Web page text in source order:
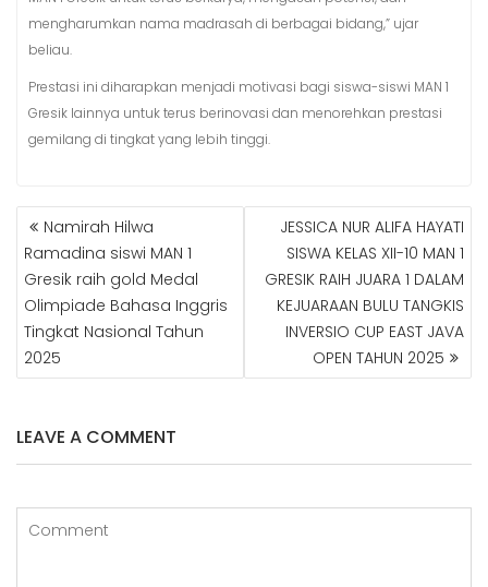
mengharumkan nama madrasah di berbagai bidang,” ujar
beliau.
Prestasi ini diharapkan menjadi motivasi bagi siswa-siswi MAN 1
Gresik lainnya untuk terus berinovasi dan menorehkan prestasi
gemilang di tingkat yang lebih tinggi.
N
A
V
G
A
S
P
Namirah Hilwa
Ramadina siswi MAN 1
Gresik raih gold Medal
Olimpiade Bahasa Inggris
Tingkat Nasional Tahun
2025
JESSICA NUR ALIFA HAYATI
SISWA KELAS XII-10 MAN 1
GRESIK RAIH JUARA 1 DALAM
KEJUARAAN BULU TANGKIS
INVERSIO CUP EAST JAVA
OPEN TAHUN 2025
LEAVE A COMMENT